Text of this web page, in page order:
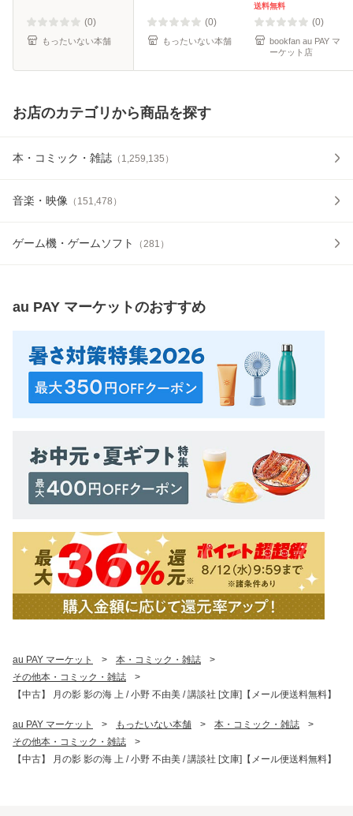
(0)
もったいない本舗
(0)
もったいない本舗
送料無料
(0)
bookfan au PAY マ
ーケット店
お店のカテゴリから商品を探す
本・コミック・雑誌 （ 1,259,135 ）
音楽・映像 （ 151,478 ）
ゲーム機・ゲームソフト （281 ）
au PAY マーケットのおすすめ
au PAY マーケット > 本・コミック・雑誌
>
その他本・コミック・雑誌
>
【中古】 月の影 影の海 上 / 小野 不由美 / 講談社 [文庫]【メール便送料無料】
au PAY マーケット > もったいない本舗 > 本・コミック・雑誌
>
その他本・コミック・雑誌
>
【中古】 月の影 影の海 上 / 小野 不由美 / 講談社 [文庫]【メール便送料無料】